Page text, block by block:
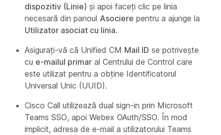
dispozitiv (Linie) și apoi faceți clic pe linia
necesară din panoul Asociere pentru a ajunge la
Utilizator asociat cu linia.
Asiguraţi-vă că Unified CM Mail ID se potriveşte
cu e-mailul primar al Centrului de Control care
este utilizat pentru a obţine Identificatorul
Universal Unic (UUID).
Cisco Call utilizează dual sign-in prin Microsoft
Teams SSO, apoi Webex OAuth/SSO. În mod
implicit, adresa de e-mail a utilizatorului Teams